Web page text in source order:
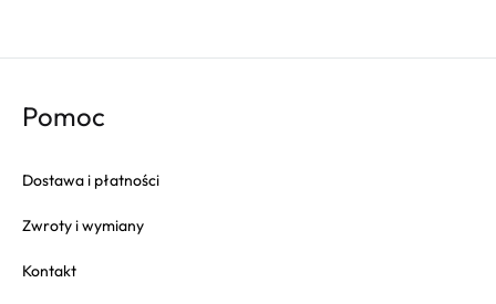
Pomoc
Dostawa i płatności
Zwroty i wymiany
Kontakt